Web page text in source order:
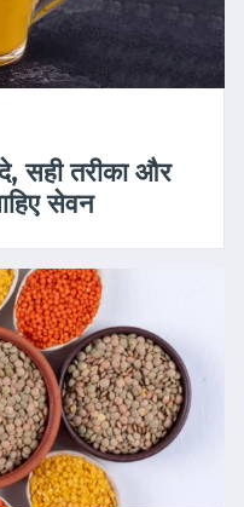
सही तरीका और
सेवन